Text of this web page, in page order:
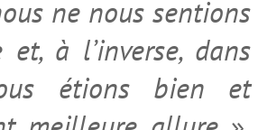
ne nous sentions
et, à l’inverse, dans
étions bien et